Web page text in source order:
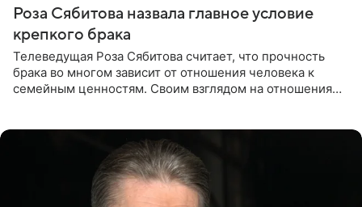
Роза Сябитова назвала главное условие
крепкого брака
Телеведущая Роза Сябитова считает, что прочность
брака во многом зависит от отношения человека к
семейным ценностям. Своим взглядом на отношения